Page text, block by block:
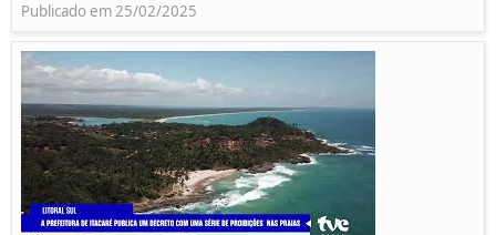
Publicado em 25/02/2025